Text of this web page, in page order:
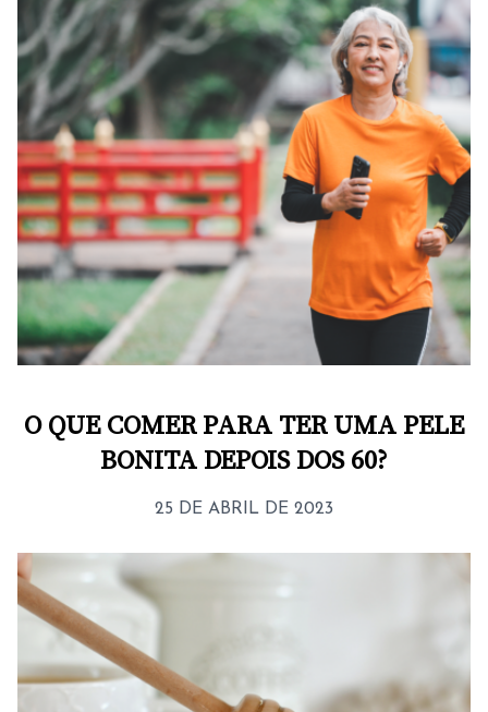
O QUE COMER PARA TER UMA PELE
BONITA DEPOIS DOS 60?
25 DE ABRIL DE 2023